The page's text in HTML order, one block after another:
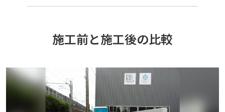
施工前と施工後の比較